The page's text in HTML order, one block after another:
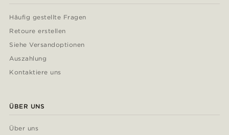
Häufig gestellte Fragen
Retoure erstellen
Siehe Versandoptionen
Auszahlung
Kontaktiere uns
ÜBER UNS
Über uns